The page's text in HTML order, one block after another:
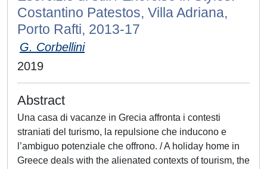
Costantino Patestos, Villa Adriana,
Porto Rafti, 2013-17
G. Corbellini
2019
Abstract
Una casa di vacanze in Grecia affronta i contesti
straniati del turismo, la repulsione che inducono e
l’ambiguo potenziale che offrono. / A holiday home in
Greece deals with the alienated contexts of tourism, the